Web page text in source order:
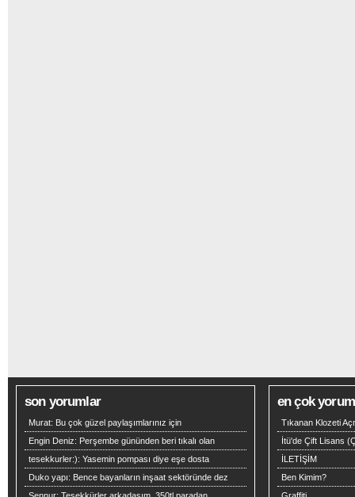
son yorumlar
Murat: Bu çok güzel paylaşımlarınız için
Engin Deniz: Perşembe gününden beri tıkalı olan
tesekkurler:): Yasemin pompası diye eşe dosta
Duko yapı: Bence bayanların inşaat sektöründe dez
en çok
Tıkanan Klozeti
İtü'de Çift Lisans
İLETİŞİM
Ben Kimim?